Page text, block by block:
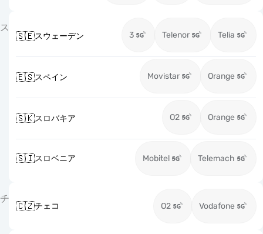
ス
🇸🇪スウェーデン 3 Telenor Telia
🇪🇸スペイン Movistar Orange
🇸🇰スロバキア O2 Orange
🇸🇮スロベニア Mobitel Telemach
チ
🇨🇿チェコ O2 Vodafone